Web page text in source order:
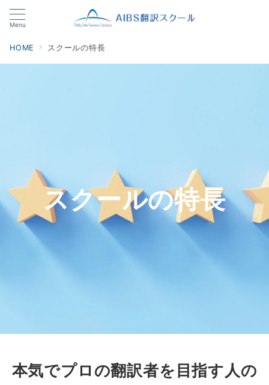
Menu
HOME スクールの特長
スクールの特長
本気でプロの翻訳者を目指す人の